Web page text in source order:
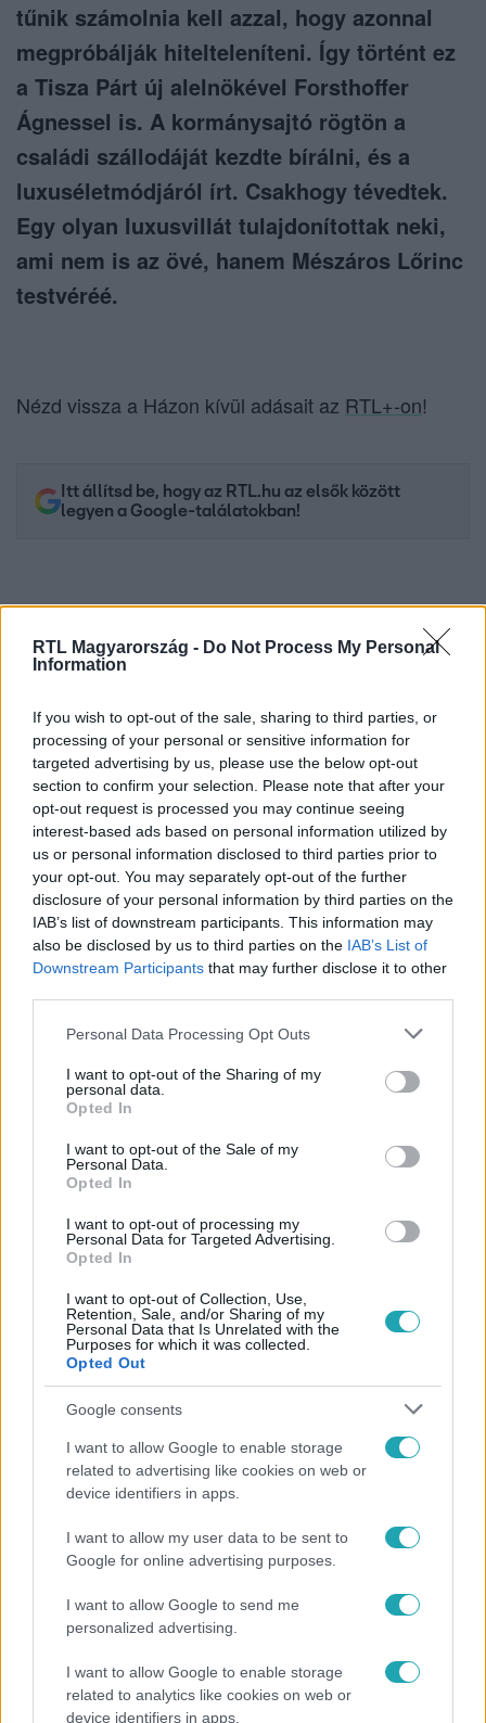
RTL Magyarország - Do Not Process My Personal
Information
If you wish to opt-out of the sale, sharing to third parties, or
processing of your personal or sensitive information for
targeted advertising by us, please use the below opt-out
section to confirm your selection. Please note that after your
opt-out request is processed you may continue seeing
interest-based ads based on personal information utilized by
us or personal information disclosed to third parties prior to
your opt-out. You may separately opt-out of the further
disclosure of your personal information by third parties on the
IAB’s list of downstream participants. This information may
also be disclosed by us to third parties on the IAB’s List of
Downstream Participants that may further disclose it to other
Please note that this website/app uses one or more Google
not limited to your visit or usage behaviour. You may click to
grant or deny consent to Google and its third-party tags to
use your data for below specified purposes in below Google
consent section.
Personal Data Processing Opt Outs
I want to opt-out of the Sharing of my
personal data.
Opted In
I want to opt-out of the Sale of my
Personal Data.
Opted In
I want to opt-out of processing my
Personal Data for Targeted Advertising.
Opted In
I want to opt-out of Collection, Use,
Retention, Sale, and/or Sharing of my
Personal Data that Is Unrelated with the
Purposes for which it was collected.
Opted Out
Google consents
I want to allow Google to enable storage
related to advertising like cookies on web or
device identifiers in apps.
I want to allow my user data to be sent to
Google for online advertising purposes.
I want to allow Google to send me
personalized advertising.
I want to allow Google to enable storage
related to analytics like cookies on web or
device identifiers in apps.
tűnik számolnia kell azzal, hogy azonnal
megpróbálják hitelteleníteni. Így történt ez
a Tisza Párt új alelnökével Forsthoffer
Ágnessel is. A kormánysajtó rögtön a
családi szállodáját kezdte bírálni, és a
luxuséletmódjáról írt. Csakhogy tévedtek.
Egy olyan luxusvillát tulajdonítottak neki,
ami nem is az övé, hanem Mészáros Lőrinc
testvéréé.
Nézd vissza a Házon kívül adásait az RTL+-on!
Itt állítsd be, hogy az RTL.hu az elsők között
legyen a Google-találatokban!
Kövess minket, és értesülj a friss hírekről a
Facebookon is!
Követem
HÁZON KÍVÜL VIDEÓ #ADÁSRÉSZLETEK
KORMÁNYKÖZELI
MAGYAR POSTA
Népszerű